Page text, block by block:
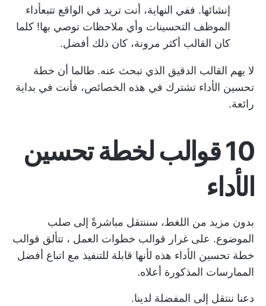
إنشائها. ففي النهاية، أنت تريد في الواقع تتبعأداء
الموظف التحسينات وأي ملاحظات توصي بها! كلما
كان القالب أكثر مرونة، كان ذلك أفضل.
لا يهم القالب الدقيق الذي تبحث عنه. طالما أن خطة
تحسين الأداء تشترك في هذه الخصائص، فأنت في بداية
رائعة.
10 قوالب لخطة تحسين
الأداء
بدون مزيد من اللغط، سننتقل مباشرةً إلى صلب
الموضوع. على غرار قوالب خطوات العمل ، تتألق قوالب
خطة تحسين الأداء هذه لأنها قابلة للتنفيذ مع اتباع أفضل
الممارسات المذكورة أعلاه.
دعنا ننتقل إلى المفضلة لدينا.